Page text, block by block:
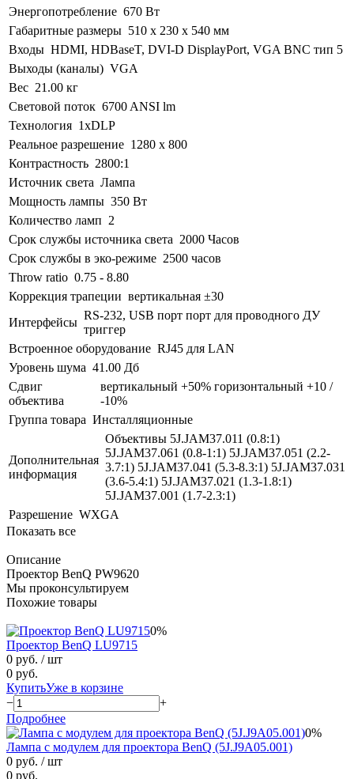
Энергопотребление 670 Вт
Габаритные размеры 510 x 230 x 540 мм
Входы HDMI, HDBaseT, DVI-D DisplayPort, VGA BNC тип 5
Выходы (каналы) VGA
Вес 21.00 кг
Световой поток 6700 ANSI lm
Технология 1xDLP
Реальное разрешение 1280 x 800
Контрастность 2800:1
Источник света Лампа
Мощность лампы 350 Вт
Количество ламп 2
Срок службы источника света 2000 Часов
Срок службы в эко-режиме 2500 часов
Throw ratio 0.75 - 8.80
Коррекция трапеции вертикальная ±30
Интерфейсы
RS-232, USB порт порт для проводного ДУ
триггер
Встроенное оборудование RJ45 для LAN
Уровень шума 41.00 Дб
Сдвиг
объектива
вертикальный +50% горизонтальный +10 /
-10%
Группа товара Инсталляционные
Дополнительная
информация
Объективы 5J.JAM37.011 (0.8:1)
5J.JAM37.061 (0.8-1:1) 5J.JAM37.051 (2.2-
3.7:1) 5J.JAM37.041 (5.3-8.3:1) 5J.JAM37.031
(3.6-5.4:1) 5J.JAM37.021 (1.3-1.8:1)
5J.JAM37.001 (1.7-2.3:1)
Разрешение WXGA
Показать все
Описание
Проектор BenQ PW9620
Мы проконсультируем
Похожие товары
0%
Проектор BenQ LU9715
0 руб. / шт
0 руб.
КупитьУже в корзине
−
+
Подробнее
0%
Лампа с модулем для проектора BenQ (5J.J9A05.001)
0 руб. / шт
0 руб.